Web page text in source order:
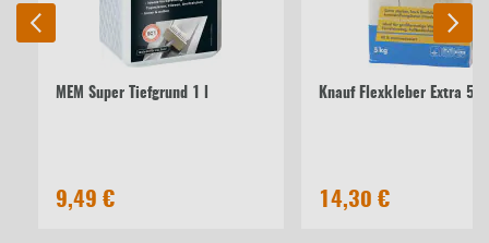
MEM Super Tiefgrund 1 l
9,49 €
Knauf Flexkleber Extra 5
14,30 €